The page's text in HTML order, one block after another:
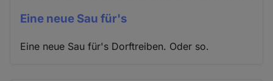
Eine neue Sau für's
Eine neue Sau für's Dorftreiben. Oder so.